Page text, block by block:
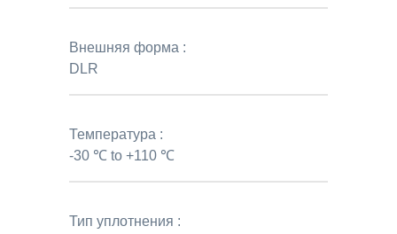
Внешняя форма :
DLR
Температура :
-30 ℃ to +110 ℃
Тип уплотнения :